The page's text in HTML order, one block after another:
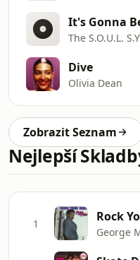
Dive
Olivia Dean
Zobrazit Seznam
Nejlepší
1 Rock
George